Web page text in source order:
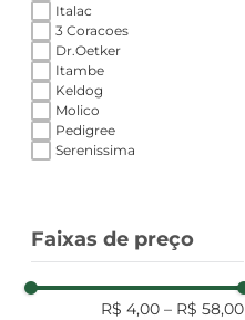
Italac
3 Coracoes
Dr.Oetker
Itambe
Keldog
Molico
Pedigree
Serenissima
Faixas de preço
R$ 4,00 – R$ 58,00